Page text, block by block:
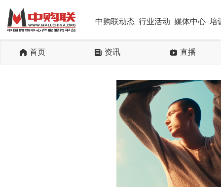
中购联动态 行业活动 媒体中心 培
首页 资讯 直播